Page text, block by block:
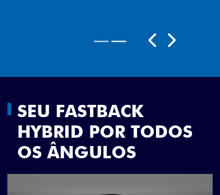
Rodas aro 18"
SEU FASTBACK
HYBRID POR TODOS
OS ÂNGULOS